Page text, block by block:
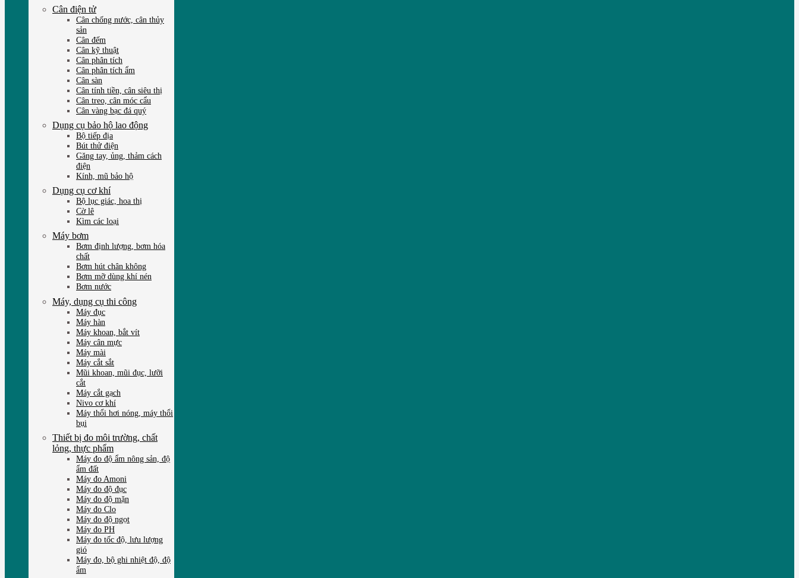
Cân điện tử
Cân chống nước, cân thủy
sản
Cân đếm
Cân kỹ thuật
Cân phân tích
Cân phân tích ẩm
Cân sàn
Cân tính tiền, cân siêu thị
Cân treo, cân móc cẩu
Cân vàng bạc đá quý
Dụng cụ bảo hộ lao động
Bộ tiếp địa
Bút thử điện
Găng tay, ủng, thảm cách
điện
Kính, mũ bảo hộ
Dụng cụ cơ khí
Bộ lục giác, hoa thị
Cờ lê
Kìm các loại
Máy bơm
Bơm định lượng, bơm hóa
chất
Bơm hút chân không
Bơm mỡ dùng khí nén
Bơm nước
Máy, dụng cụ thi công
Máy đục
Máy hàn
Máy khoan, bắt vít
Máy cân mực
Máy mài
Máy cắt sắt
Mũi khoan, mũi đục, lưỡi
cắt
Máy cắt gạch
Nivo cơ khí
Máy thổi hơi nóng, máy thổi
bụi
Thiết bị đo môi trường, chất
lỏng, thực phẩm
Máy đo độ ẩm nông sản, độ
ẩm đất
Máy đo Amoni
Máy đo độ đục
Máy đo độ mặn
Máy đo Clo
Máy đo độ ngọt
Máy đo PH
Máy đo tốc độ, lưu lượng
gió
Máy đo, bộ ghi nhiệt độ, độ
ẩm